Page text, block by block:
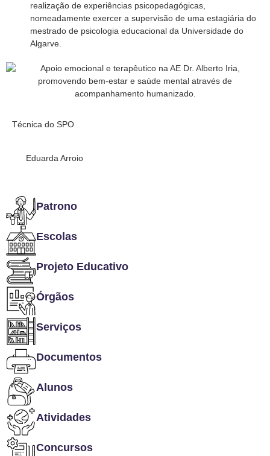
realização de experiências psicopedagógicas,
nomeadamente exercer a supervisão de uma estagiária do
mestrado de psicologia educacional da Universidade do
Algarve.
Técnica do SPO
Eduarda Arroio
Patrono
Escolas
Projeto Educativo
Órgãos
Serviços
Documentos
Alunos
Atividades
Concursos